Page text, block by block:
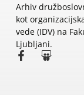
Arhiv
kot
vede (IDV) na
Ljubljani.